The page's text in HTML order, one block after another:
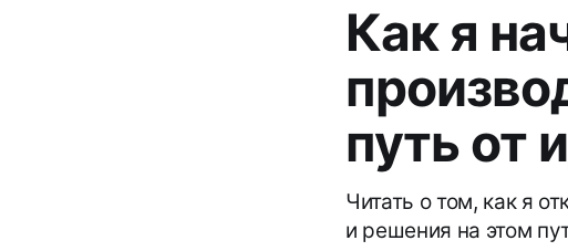
Как я
путь от
Читать о том, как я
и решения на этом